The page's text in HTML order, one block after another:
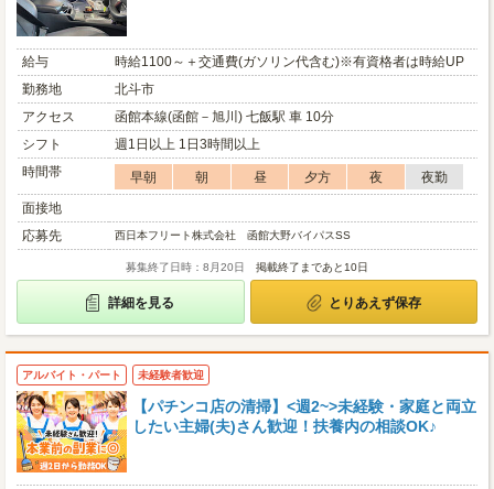
給与
時給1100～＋交通費(ガソリン代含む)※有資格者は時給UP
勤務地
北斗市
アクセス
函館本線(函館－旭川) 七飯駅 車 10分
シフト
週1日以上 1日3時間以上
時間帯
早朝 朝 昼 夕方 夜
夜勤
面接地
応募先
西日本フリート株式会社 函館大野バイパスSS
募集終了日時：8月20日 掲載終了まであと10日
詳細を見る とりあえず保存
アルバイト・パート 未経験者歓迎
【パチンコ店の清掃】<週2~>未経験・家庭と両立
したい主婦(夫)さん歓迎！扶養内の相談OK♪